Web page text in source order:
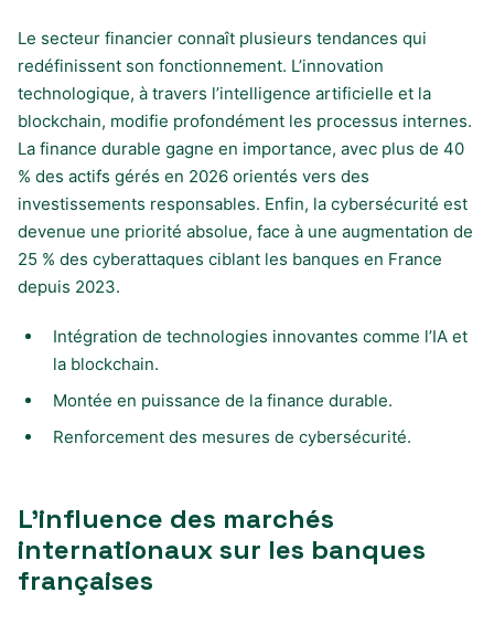
Le secteur financier connaît plusieurs tendances qui
redéfinissent son fonctionnement. L’innovation
technologique, à travers l’intelligence artificielle et la
blockchain, modifie profondément les processus internes.
La finance durable gagne en importance, avec plus de 40
% des actifs gérés en 2026 orientés vers des
investissements responsables. Enfin, la cybersécurité est
devenue une priorité absolue, face à une augmentation de
25 % des cyberattaques ciblant les banques en France
depuis 2023.
Intégration de technologies innovantes comme l’IA et
la blockchain.
Montée en puissance de la finance durable.
Renforcement des mesures de cybersécurité.
L’influence des marchés
internationaux sur les banques
françaises